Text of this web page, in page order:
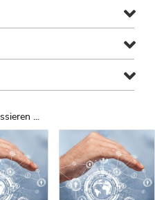
...